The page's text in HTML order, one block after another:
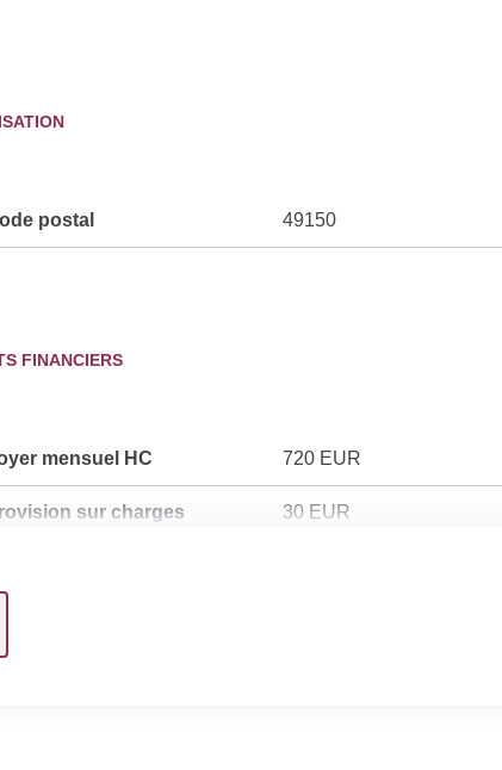
postal 49150
FINANCIERS
mensuel HC 720 EUR
sur charges 30 EUR